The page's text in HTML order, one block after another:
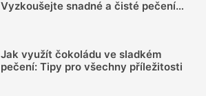
Vyzkoušejte snadné a čisté pečení
Jak využít čokoládu ve sladkém
pečení: Tipy pro všechny příležitosti